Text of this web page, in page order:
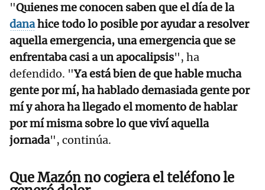
"Quienes me conocen saben que el día de la
danahice todo lo posible por ayudar a resolver
aquella emergencia, una emergencia que se
enfrentaba casi a un apocalipsis", ha
defendido. "Ya está bien de que hable mucha
gente por mí, ha hablado demasiada gente por
mí y ahora ha llegado el momento de hablar
por mí misma sobre lo que viví aquella
jornada", continúa.
Que Mazón no cogiera el teléfono le